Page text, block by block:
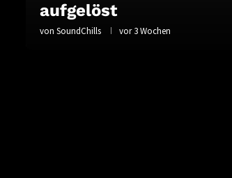
aufgelöst
von SoundChills vor 3 Wochen